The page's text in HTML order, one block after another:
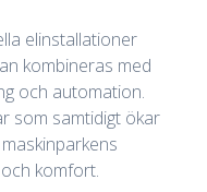
elinstallationer
kombineras med
och automation.
som samtidigt ökar
komfort.